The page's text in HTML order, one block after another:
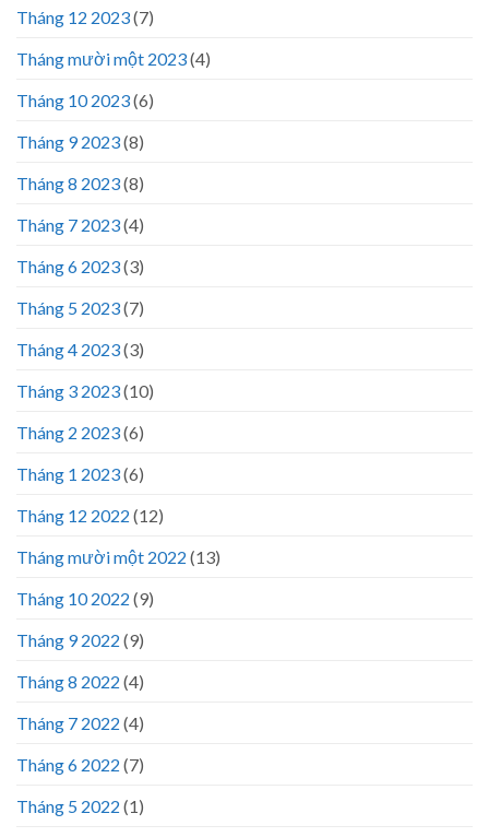
Tháng 12 2023(7)
Tháng mười một 2023(4)
Tháng 10 2023(6)
Tháng 9 2023(8)
Tháng 8 2023(8)
Tháng 7 2023(4)
Tháng 6 2023(3)
Tháng 5 2023(7)
Tháng 4 2023(3)
Tháng 3 2023(10)
Tháng 2 2023(6)
Tháng 1 2023(6)
Tháng 12 2022 (12)
Tháng mười một 2022 (13)
Tháng 10 2022 (9)
Tháng 9 2022 (9)
Tháng 8 2022 (4)
Tháng 7 2022 (4)
Tháng 6 2022 (7)
Tháng 5 2022 (1)